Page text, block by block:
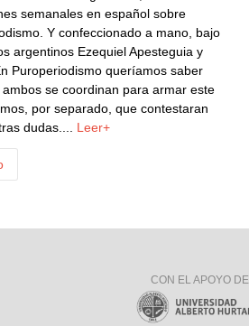
semanales en español sobre
Y confeccionado a mano, bajo
argentinos Ezequiel Apesteguia y
Puroperiodismo queríamos saber
se coordinan para armar este
por separado, que contestaran
dudas.... Leer+
CON EL APOYO DE